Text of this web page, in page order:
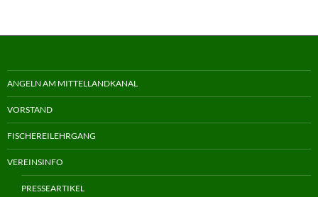
ANGELN AM MITTELLANDKANAL
VORSTAND
FISCHEREILEHRGANG
VEREINSINFO
PRESSEARTIKEL